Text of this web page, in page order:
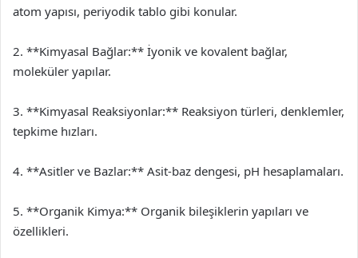
atom yapısı, periyodik tablo gibi konular.
2. **Kimyasal Bağlar:** İyonik ve kovalent bağlar,
moleküler yapılar.
3. **Kimyasal Reaksiyonlar:** Reaksiyon türleri, denklemler,
tepkime hızları.
4. **Asitler ve Bazlar:** Asit-baz dengesi, pH hesaplamaları.
5. **Organik Kimya:** Organik bileşiklerin yapıları ve
özellikleri.